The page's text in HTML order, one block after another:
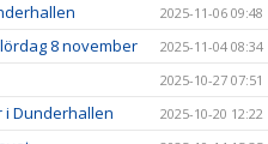
2025-11-06 09:48
8 november 2025-11-04 08:34
2025-10-27 07:51
i Dunderhallen 2025-10-20 12:22